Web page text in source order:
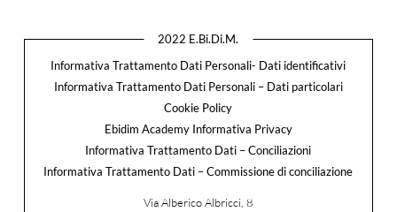
2022 E.Bi.Di.M.
Informativa Trattamento Dati Personali- Dati identificativi
Informativa Trattamento Dati Personali – Dati particolari
Cookie Policy
Ebidim Academy Informativa Privacy
Informativa Trattamento Dati – Conciliazioni
Informativa Trattamento Dati – Commissione di conciliazione
Via Alberico Albricci, 8